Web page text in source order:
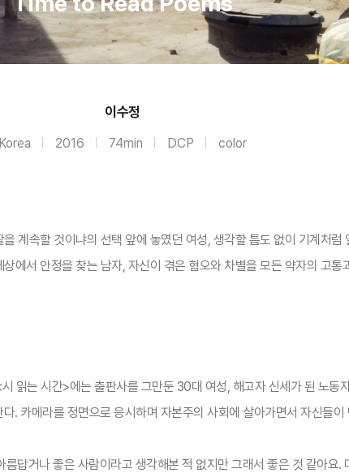
이수정
Korea 2016 74min DCP color
계속할 것이냐의 선택 앞에 놓였던 여성, 생각할 틈도 없이 기계처
에서 안정을 찾는 남자, 자신이 겪은 혐오와 차별을 모든 약자의 고
읽는 시간>에는 출판사를 그만둔 30대 여성, 해고자 신세가 된 노
. 카메라를 정면으로 응시하며 자본주의 사회에 살아가면서 자신들
답거나 좋은 사람이라고 생각해본 적 없지만 그래서 좋은 것 같아요